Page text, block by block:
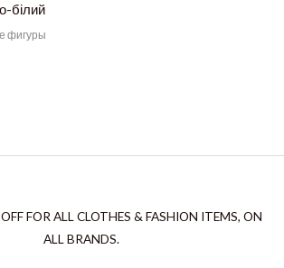
білий
фигуры
FOR ALL CLOTHES & FASHION ITEMS, ON
ALL BRANDS.